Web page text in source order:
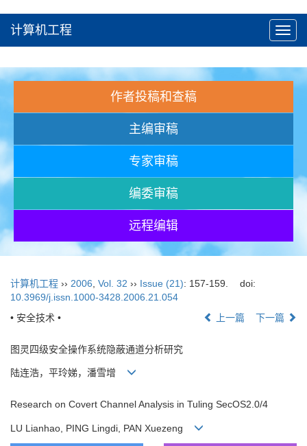
计算机工程
作者投稿和查稿
主编审稿
专家审稿
编委审稿
远程编辑
计算机工程 ›› 2006 Vol. 32 ›› Issue (21): 157-159.
doi:
10.3969/j.issn.1000-3428.2006.21.054
• 安全技术 •
上一篇 下一篇
图灵四级安全操作系统隐蔽通道分析研究
陆连浩，平玲娣，潘雪增
Research on Covert Channel Analysis in Tuling SecOS2.0/4
LU Lianhao, PING Lingdi, PAN Xuezeng